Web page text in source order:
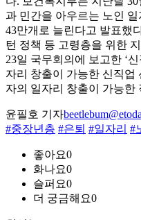
과 민간을 아우르는 노인 일
43만개로 늘린다고 발표했
턴 정책 등 고령층을 위한
23일 국무회의에 보고한 ‘
자리 창출이 가능한 신직업
자의 일자리 창출이 가능한
윤필호 기자
#중장년층 #은퇴 #일자리 #
좋아요0
화나요0
슬퍼요0
더 궁금해요0